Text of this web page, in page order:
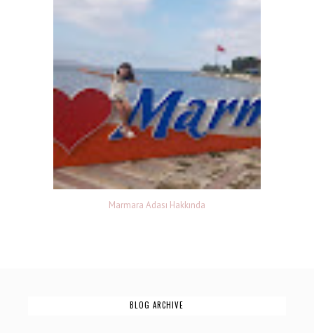
Marmara Adası Hakkında
BLOG ARCHIVE